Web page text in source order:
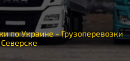
по Украине -Грузоперевозки